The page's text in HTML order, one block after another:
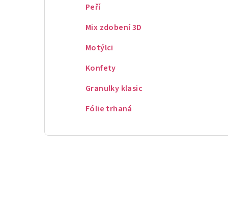
Peří
Mix zdobení 3D
Motýlci
Konfety
Granulky klasic
Fólie trhaná